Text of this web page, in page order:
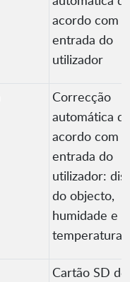
acordo com a
entrada do
utilizador
Correcção
automática
acordo com a
entrada do
utilizador:
do objecto,
humidade e
temperatura
Cartão SD